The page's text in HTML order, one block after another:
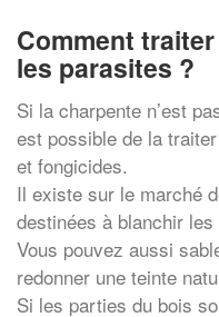
Comment
les parasites ?
Si la charpente n’est
est possible de la
et fongicides.
Il existe sur le marché
destinées à blanchir les
Vous pouvez aussi
redonner une teinte
Si les parties du bois